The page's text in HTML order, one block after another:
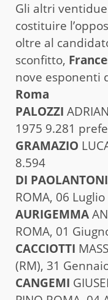
Gli altri
costituire
oltre al
sconfitto,
nove esponenti
Roma
PALOZZI
1975 9.281
GRAMAZIO
8.594
DI
ROMA, 06
AURIGEMMA
ROMA, 01
CACCIOTTI
(RM), 31
CANGEMI